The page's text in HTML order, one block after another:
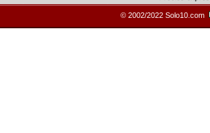
© 2002/2022 Solo10.com